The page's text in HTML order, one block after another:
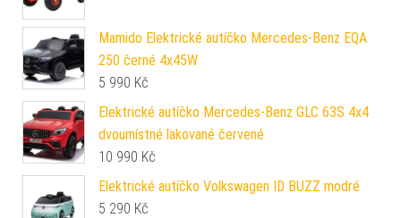
Mamido Elektrické autíčko Mercedes-Benz EQA
250 černé 4x45W
5 990 Kč
Elektrické autíčko Mercedes-Benz GLC 63S 4x4
dvoumístné lakované červené
10 990 Kč
Elektrické autíčko Volkswagen ID BUZZ modré
5 290 Kč